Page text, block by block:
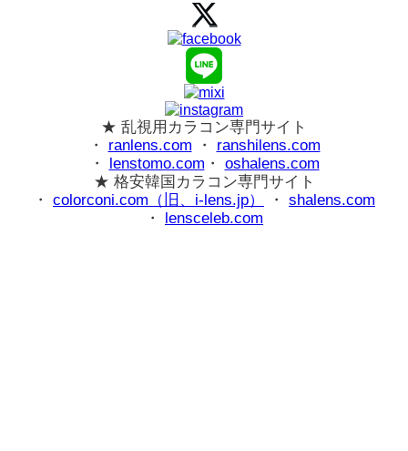
★ 乱視用カラコン専門サイト
・ ranlens.com ・ ranshilens.com
・ lenstomo.com ・ oshalens.com
★ 格安韓国カラコン専門サイト
・ colorconi.com（旧、i-lens.jp） ・ shalens.com
・ lensceleb.com